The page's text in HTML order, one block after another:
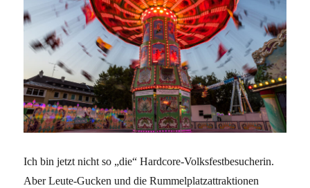
Ich bin jetzt nicht so „die“ Hardcore-Volksfestbesucherin.
Aber Leute-Gucken und die Rummelplatzattraktionen